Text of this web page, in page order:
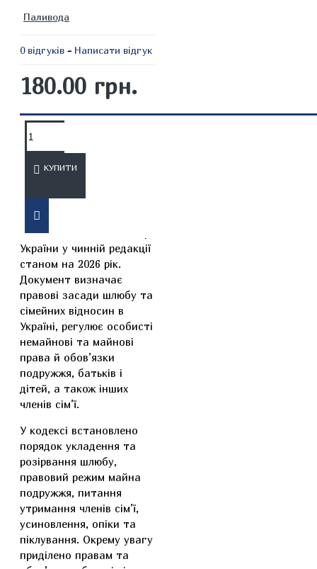
Паливода
0 відгуків - Написати відгук
180.00 грн.
КУПИТИ
ОПИС
Офіційне видання містить
текст Сімейного кодексу
України у чинній редакції
станом на 2026 рік.
Документ визначає
правові засади шлюбу та
сімейних відносин в
Україні, регулює особисті
немайнові та майнові
права й обов’язки
подружжя, батьків і
дітей, а також інших
членів сім’ї.
У кодексі встановлено
порядок укладення та
розірвання шлюбу,
правовий режим майна
подружжя, питання
утримання членів сім’ї,
усиновлення, опіки та
піклування. Окрему увагу
приділено правам та